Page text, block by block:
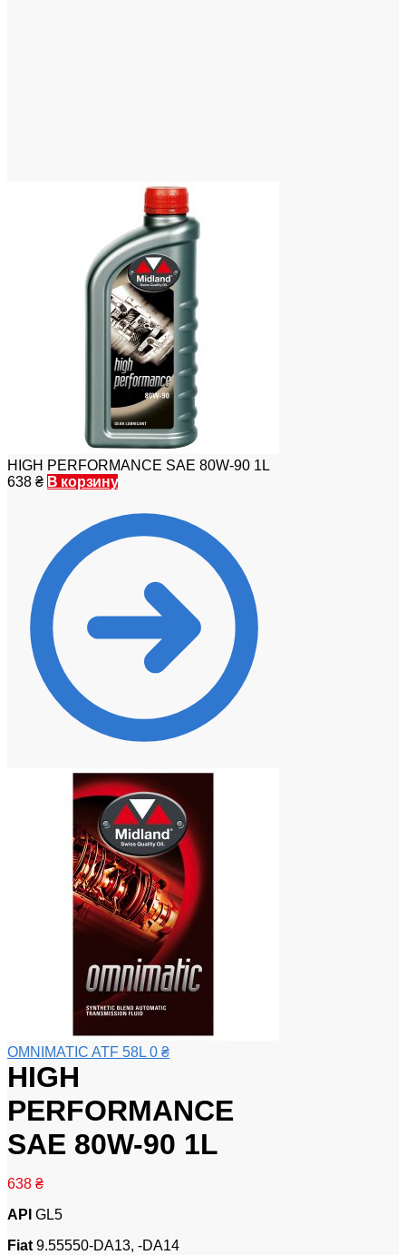
HIGH PERFORMANCE SAE 80W-90 1L
638 ₴ В корзину
OMNIMATIC ATF 58L 0 ₴
HIGH
PERFORMANCE
SAE 80W-90 1L
638 ₴
API GL5
Fiat 9.55550-DA13, -DA14